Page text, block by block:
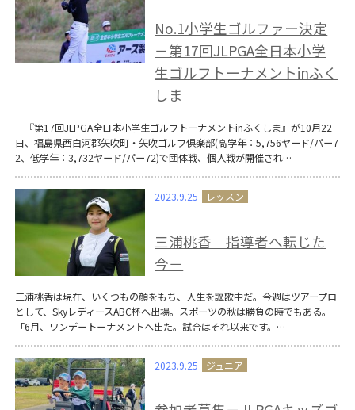
No.1小学生ゴルファー決定
－第17回JLPGA全日本小学
生ゴルフトーナメントinふく
しま
『第17回JLPGA全日本小学生ゴルフトーナメントinふくしま』が10月22
日、福島県西白河郡矢吹町・矢吹ゴルフ倶楽部(高学年：5,756ヤード/パー7
2、低学年：3,732ヤード/パー72)で団体戦、個人戦が開催され…
2023.9.25
三浦桃香 指導者へ転じた
今－
三浦桃香は現在、いくつもの顔をもち、人生を謳歌中だ。今週はツアープロ
として、SkyレディースABC杯へ出場。スポーツの秋は勝負の時でもある。
「6月、ワンデートーナメントへ出た。試合はそれ以来です。…
2023.9.25